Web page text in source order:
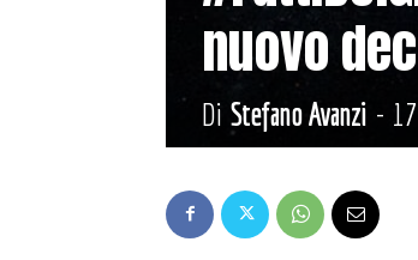
nuovo
Di Stefano Avanzi -